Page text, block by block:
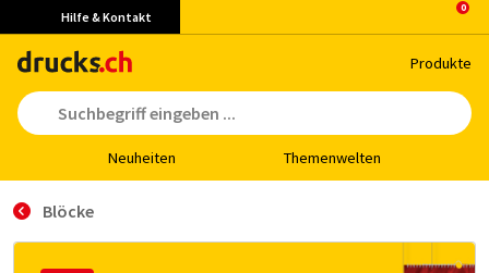
Hilfe & Kontakt
Pro­duk­te
Neu­hei­ten The­men­wel­ten
Blöcke